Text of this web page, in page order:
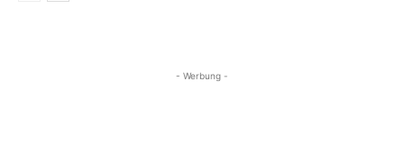
- Werbung -